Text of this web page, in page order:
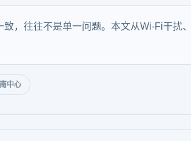
，往往不是单一问题。本文从Wi‑Fi干扰
中心